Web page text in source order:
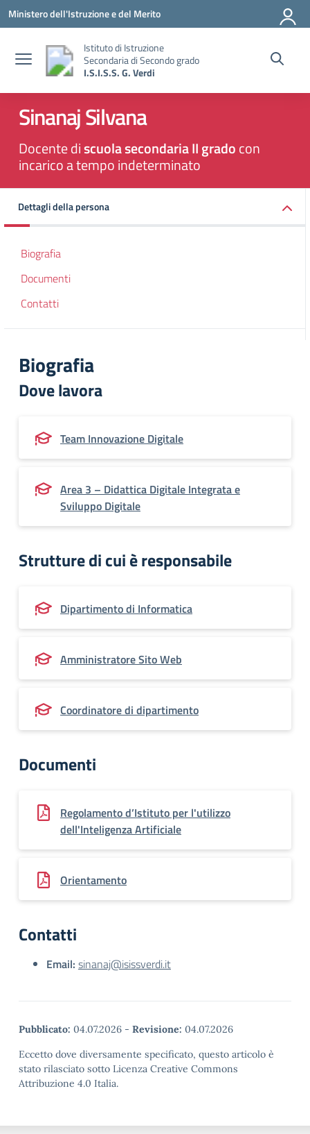
Vai ai contenuti
Vai al menu di navigazione
Vai al footer
Ministero dell'Istruzione e del Merito
Istituto di Istruzione
Secondaria di Secondo grado
I.S.I.S.S. G. Verdi
Sinanaj Silvana
Docente discuola secondaria II gradocon
incarico a tempo indeterminato
Dettagli della persona
Biografia
Documenti
Contatti
Biografia
Dove lavora
Team Innovazione Digitale
Area 3 – Didattica Digitale Integrata e
Sviluppo Digitale
Strutture di cui è responsabile
Dipartimento di Informatica
Amministratore Sito Web
Coordinatore di dipartimento
Documenti
Regolamento d’Istituto per l'utilizzo
dell'Inteligenza Artificiale
Orientamento
Contatti
Email: sinanaj@isissverdi.it
Pubblicato: 04.07.2026 - Revisione: 04.07.2026
Eccetto dove diversamente specificato, questo articolo è
stato rilasciato sotto Licenza Creative Commons
Attribuzione 4.0 Italia.